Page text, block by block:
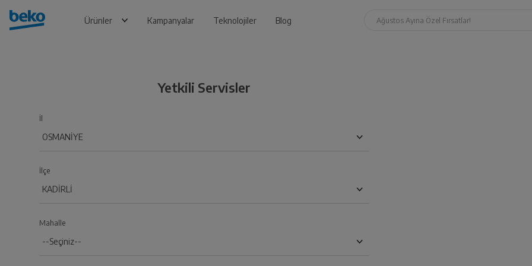
Ürünler Kampanyalar Teknolojiler Blog Ağustos Ayına Özel Fırsatlar!
Yetkili Servisler
İl
İlçe
Mahalle